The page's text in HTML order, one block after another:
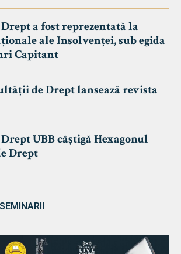
a fost reprezentată la
ale Insolvenței, sub egida
Capitant
de Drept lansează revista
UBB câștigă Hexagonul
Drept